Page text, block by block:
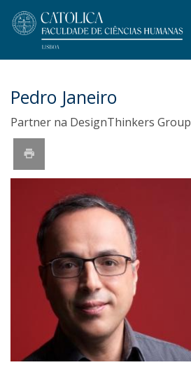
Pedro Janeiro
Partner na DesignThinkers Group